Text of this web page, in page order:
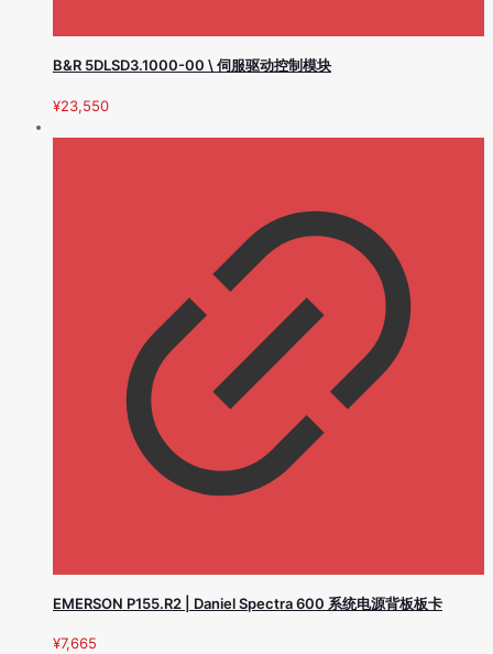
B&R 5DLSD3.1000-00 \ 伺服驱动控制模块
¥23,550
EMERSON P155.R2 | Daniel Spectra 600 系统电源背板板卡
¥7,665